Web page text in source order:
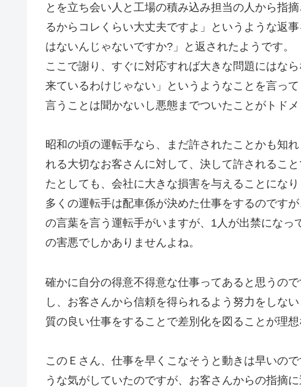
とを立ち会い人と工場の積み込み担当の人から指
るからコレくらい大丈夫ですよ」というような返
はないんじゃないですか?」と返されたようです。
ここで謝り、すぐに対応すれば大きな問題にはな
来ているわけじゃない」というようなことを言っ
言うことは聞かないし悪態までついたことがトドメ
昭和の頃の運転手なら、まだ許されたことかも知
れる大切なお客さんに対して、決して許されるこ
たとしても、会社に大きな損害を与えることになり
多くの運転手は配車係が決めた仕事をするのです
の言葉を言う運転手がいますが、1人が出禁になっ
の害悪でしかありませんよね。
確かに自分の得意不得意な仕事ってあると思うの
し、お客さんから信頼を得られるよう努力をしな
質の良い仕事をすることで差別化を図ることが理
このＥさん、仕事を早くこなそうと動きは早いの
うな気がしていたのですが、お客さんからの指摘